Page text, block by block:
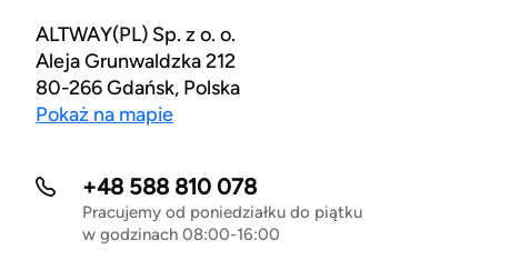
ALTWAY(PL) Sp. z o. o.
Aleja Grunwaldzka 212
80-266 Gdańsk, Polska
Pokaż na mapie
+48 588 810 078
Pracujemy od poniedziałku do piątku
w godzinach 08:00-16:00